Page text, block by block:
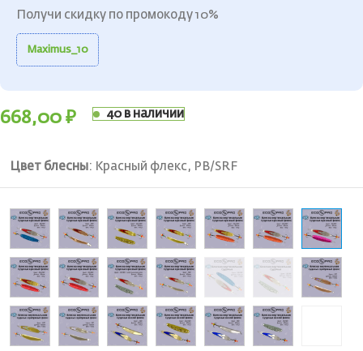
Получи скидку по промокоду 10%
Maximus_10
668,00 ₽ 40 в наличии
Цвет блесны: Красный флекс, PB/SRF